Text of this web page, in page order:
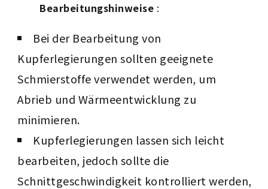
Bearbeitungshinweise :
Bei der Bearbeitung von
Kupferlegierungen sollten geeignete
Schmierstoffe verwendet werden, um
Abrieb und Wärmeentwicklung zu
minimieren.
Kupferlegierungen lassen sich leicht
bearbeiten, jedoch sollte die
Schnittgeschwindigkeit kontrolliert werden,